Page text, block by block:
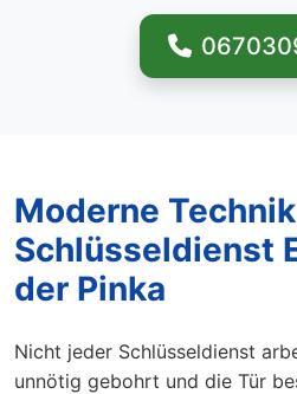
Moderne
Schlüsseldienst
der Pinka
Nicht jeder Schlüsseldienst
unnötig gebohrt und die Tür